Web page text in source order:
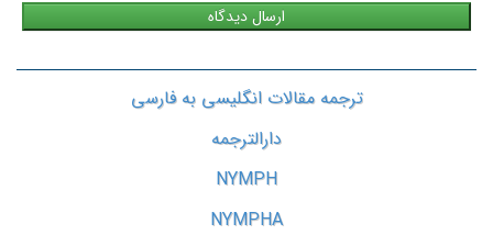
ترجمه مقالات انگلیسی به فارسی
دارالترجمه
NYMPH
NYMPHA